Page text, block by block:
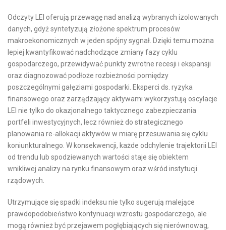
Odczyty LEI oferują przewagę nad analizą wybranych izolowanych
danych, gdyż syntetyzują złożone spektrum procesów
makroekonomicznych w jeden spójny sygnał. Dzięki temu można
lepiej kwantyfikować nadchodzące zmiany fazy cyklu
gospodarczego, przewidywać punkty zwrotne recesji i ekspansji
oraz diagnozować podłoże rozbieżności pomiędzy
poszczególnymi gałęziami gospodarki. Eksperci ds. ryzyka
finansowego oraz zarządzający aktywami wykorzystują oscylacje
LEI nie tylko do okazjonalnego taktycznego zabezpieczania
portfeli inwestycyjnych, lecz również do strategicznego
planowania re-allokacji aktywów w miarę przesuwania się cyklu
koniunkturalnego. W konsekwencji, każde odchylenie trajektorii LEI
od trendu lub spodziewanych wartości staje się obiektem
wnikliwej analizy na rynku finansowym oraz wśród instytucji
rządowych.
Utrzymujące się spadki indeksu nie tylko sugerują malejące
prawdopodobieństwo kontynuacji wzrostu gospodarczego, ale
mogą również być przejawem pogłębiających się nierównowag,